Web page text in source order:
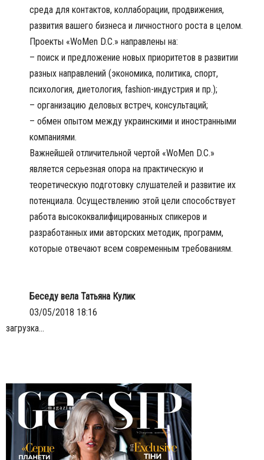
среда для контактов, коллаборации, продвижения,
развития вашего бизнеса и личностного роста в целом.
Проекты «WoMen D.С.» направлены на:
– поиск и предложение новых приоритетов в развитии
разных направлений (экономика, политика, спорт,
психология, диетология, fashion-индустрия и пр.);
– организацию деловых встреч, консультаций;
– обмен опытом между украинскими и иностранными
компаниями.
Важнейшей отличительной чертой «WoMen D.С.»
является серьезная опора на практическую и
теоретическую подготовку слушателей и развитие их
потенциала. Осуществлению этой цели способствует
работа высококвалифицированных спикеров и
разработанных ими авторских методик, программ,
которые отвечают всем современным требованиям.
Беседу вела Татьяна Кулик
03/05/2018 18:16
загрузка...